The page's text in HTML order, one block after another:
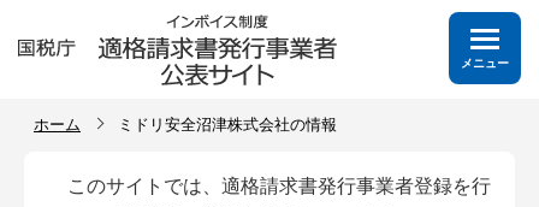
メニュー
ホーム ミドリ安全沼津株式会社の情報
このサイトでは、適格請求書発行事業者登録を行